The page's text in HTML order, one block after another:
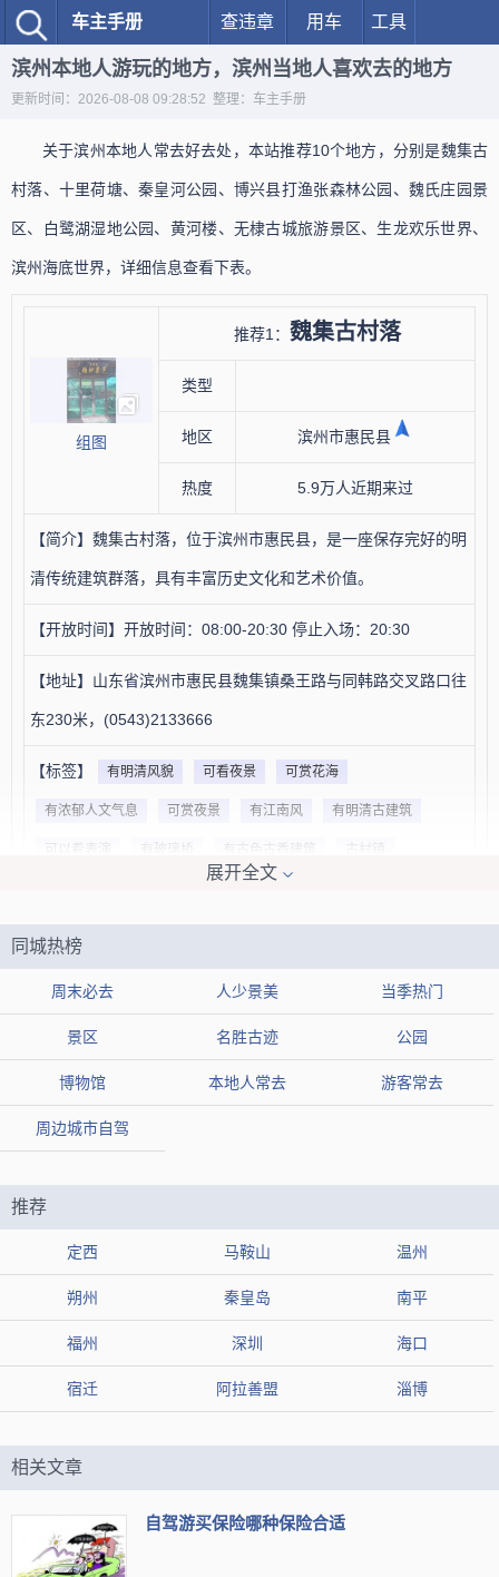
车主手册 查违章 用车 工具
滨州本地人游玩的地方，滨州当地人喜欢去的地方
更新时间：2026-08-08 09:28:52 整理：车主手册
关于滨州本地人常去好去处，本站推荐10个地方，分别是魏集古
村落、十里荷塘、秦皇河公园、博兴县打渔张森林公园、魏氏庄园景
区、白鹭湖湿地公园、黄河楼、无棣古城旅游景区、生龙欢乐世界、
滨州海底世界，详细信息查看下表。
组图
推荐1： 魏集古村落
类型
地区 滨州市惠民县
热度 5.9万人近期来过
【简介】魏集古村落，位于滨州市惠民县，是一座保存完好的明
清传统建筑群落，具有丰富历史文化和艺术价值。
【开放时间】开放时间：08:00-20:30 停止入场：20:30
【地址】山东省滨州市惠民县魏集镇桑王路与同韩路交叉路口往
东230米，(0543)2133666
【标签】 有明清风貌 可看夜景 可赏花海
有浓郁人文气息 可赏夜景 有江南风 有明清古建筑
可以看表演 有玻璃桥 有古色古香建筑 古村镇
可以划船 适合儿童玩耍 适合自驾 有复古情怀
民族特色
【网友印象】
评论2：一湾碧水环绕别有一番江南风味
评论3：恢弘的石铸牌坊，诸多古风建筑错落有致
组图
类型 旅游景点
2.5万人近期来过
【简介】"十里荷塘"是滨州市滨城区著名景点，以绵延数公里的
【地址】山东省滨州市滨城区北镇街道沿黄路东五里庄村
【标签】 服务热情 景色优美 醉美荷花
适合夏天游玩
展开全文
同城热榜
周末必去 人少景美 当季热门
景区 名胜古迹 公园
博物馆 本地人常去 游客常去
周边城市自驾
推荐
定西 马鞍山 温州
朔州 秦皇岛 南平
福州 深圳 海口
宿迁 阿拉善盟 淄博
相关文章
自驾游买保险哪种保险合适